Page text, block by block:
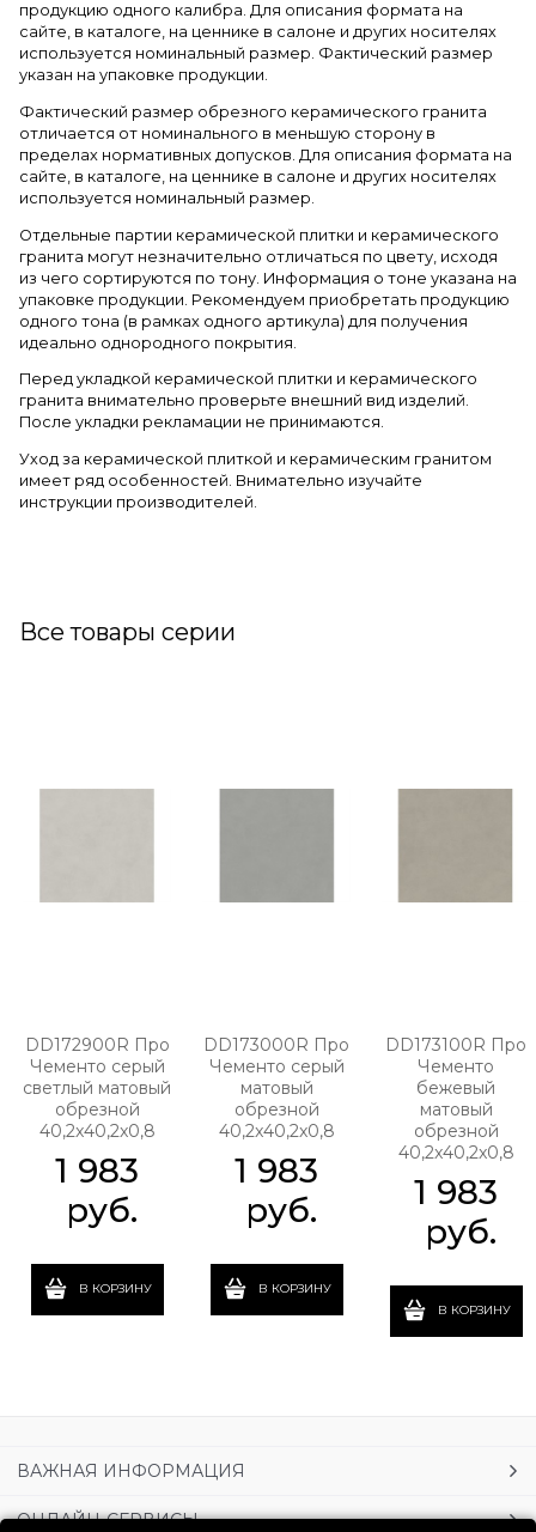
продукцию одного калибра. Для описания формата на
сайте, в каталоге, на ценнике в салоне и других носителях
используется номинальный размер. Фактический размер
указан на упаковке продукции.
Фактический размер обрезного керамического гранита
отличается от номинального в меньшую сторону в
пределах нормативных допусков. Для описания формата на
сайте, в каталоге, на ценнике в салоне и других носителях
используется номинальный размер.
Отдельные партии керамической плитки и керамического
гранита могут незначительно отличаться по цвету, исходя
из чего сортируются по тону. Информация о тоне указана на
упаковке продукции. Рекомендуем приобретать продукцию
одного тона (в рамках одного артикула) для получения
идеально однородного покрытия.
Перед укладкой керамической плитки и керамического
гранита внимательно проверьте внешний вид изделий.
После укладки рекламации не принимаются.
Уход за керамической плиткой и керамическим гранитом
имеет ряд особенностей. Внимательно изучайте
инструкции производителей.
Все товары серии
DD172900R Про
Чементо серый
светлый матовый
обрезной
40,2x40,2x0,8
1 983
руб.
В КОРЗИНУ
DD173000R Про
Чементо серый
матовый
обрезной
40,2x40,2x0,8
1 983
руб.
В КОРЗИНУ
DD173100R Про
Чементо
бежевый
матовый
обрезной
40,2x40,2x0,8
1 983
руб.
В КОРЗИНУ
ВАЖНАЯ ИНФОРМАЦИЯ
ОНЛАЙН-СЕРВИСЫ